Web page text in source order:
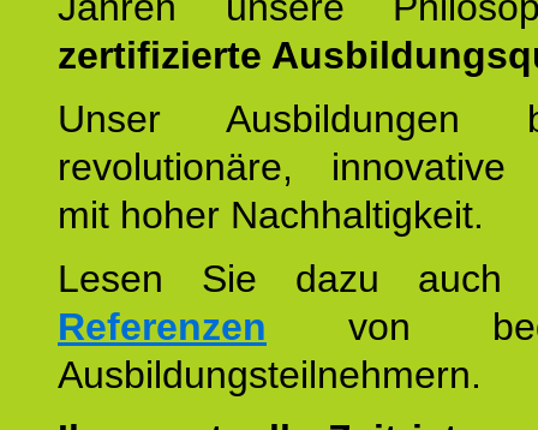
zertifizierte
Unser Ausbildungen
revolutionäre, innovative
mit hoher Nachhaltigkeit.
Lesen Sie dazu
Referenzen von
Ausbildungsteilnehmern.